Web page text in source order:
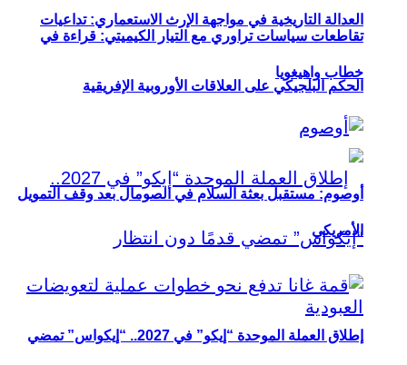
العدالة التاريخية في مواجهة الإرث الاستعماري: تداعيات
الحكم البلجيكي على العلاقات الأوروبية الإفريقية
إطلاق العملة الموحدة “إيكو” في 2027.. “إيكواس” تمضي
تقاطعات سياسات تراوري مع التيار الكيميتي: قراءة في
خطاب واهيغويا
أوصوم: مستقبل بعثة السلام في الصومال بعد وقف التمويل
الأمريكي